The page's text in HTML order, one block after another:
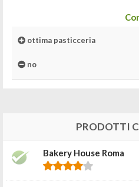
ottima pasticceria
no
PRODOTTI
Bakery House Roma